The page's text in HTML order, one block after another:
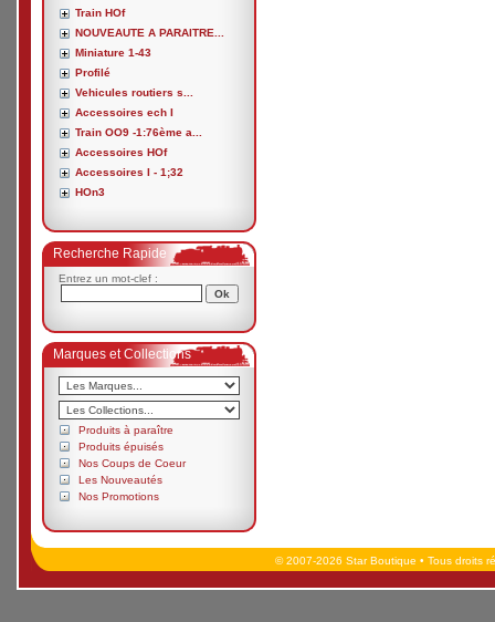
Train HOf
NOUVEAUTE A PARAITRE...
Miniature 1-43
Profilé
Vehicules routiers s...
Accessoires ech I
Train OO9 -1:76ème a...
Accessoires HOf
Accessoires I - 1;32
HOn3
Recherche Rapide
Entrez un mot-clef :
Marques et Collections
Produits à paraître
Produits épuisés
Nos Coups de Coeur
Les Nouveautés
Nos Promotions
© 2007-2026 Star Boutique • Tous droits